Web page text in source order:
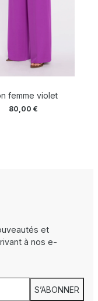
femme violet
80,00€
et
à nos e-
S’ABONNER